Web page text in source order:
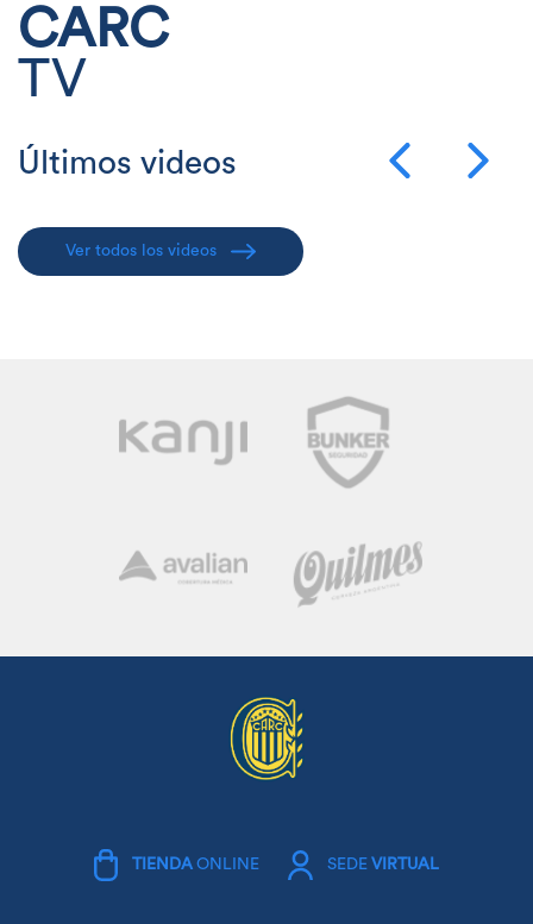
CARC
TV
Últimos videos
Ver todos los videos
TIENDA ONLINE SEDE VIRTUAL